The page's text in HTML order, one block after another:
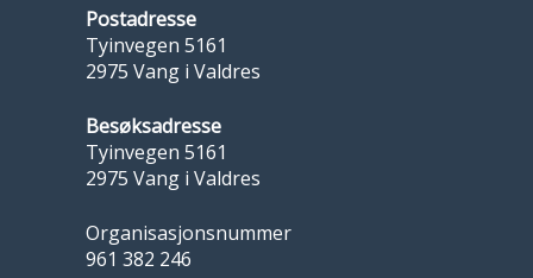
Postadresse
Tyinvegen 5161
2975 Vang i Valdres
Besøksadresse
Tyinvegen 5161
2975 Vang i Valdres
Organisasjonsnummer
961 382 246